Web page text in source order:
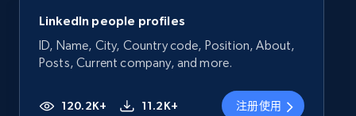
LinkedIn people profiles
ID, Name, City, Country code, Position, About,
Posts, Current company, and more.
120.2K+ 11.2K+ 注册使用